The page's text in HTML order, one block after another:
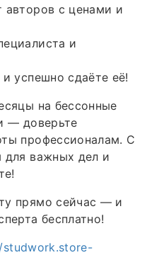
авторов с ценами и
и
успешно сдаёте её!
на бессонные
— доверьте
профессионалам. С
для важных дел и
прямо сейчас — и
бесплатно!